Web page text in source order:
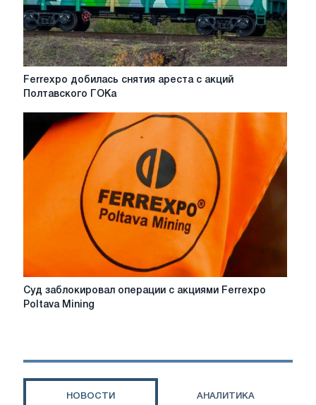
разработку
Варвинской
площади
Ferrexpo
добилась
акций
Полтавского
Ferrexpo добилась снятия ареста с акций
Полтавского ГОКа
Суд
заблокировал
Ferrexpo
Суд заблокировал операции с акциями Ferrexpo
Poltava Mining
НОВОСТИ АНАЛИТИКА